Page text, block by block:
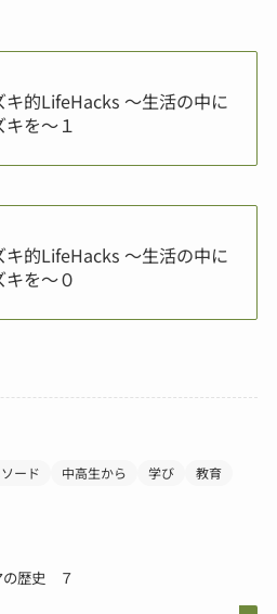
キ的LifeHacks ～生活の中に
キを～１
キ的LifeHacks ～生活の中に
キを～０
ード 中高生から 学び
教育
の歴史 ７